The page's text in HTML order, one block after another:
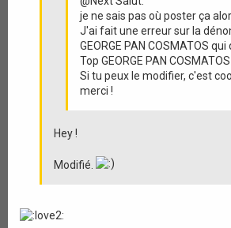
je ne sais pas où poster ça
J'ai fait une erreur sur la
GEORGE PAN COSMATOS
Top GEORGE PAN
Si tu peux le modifier, c'est
merci !
Hey !
Modifié.